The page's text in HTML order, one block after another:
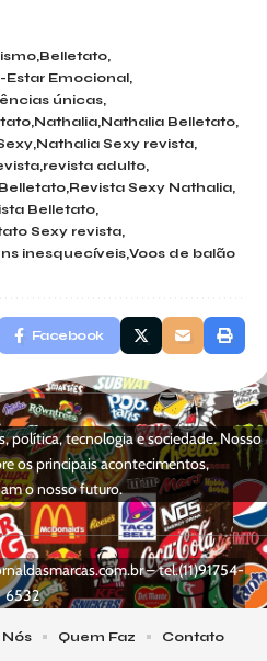
Belletato
Estar Emocional
únicas
Nathalia Nathalia Belletato
Nathalia Sexy revista
revista adulto
Revista Sexy Nathalia
Belletato
Sexy revista
inesquecíveis Voos de balão
Facebook
política, tecnologia e sociedade. Nosso
os principais acontecimentos,
o nosso futuro.
– tel.(11)91754-
6532
Quem Faz Contato